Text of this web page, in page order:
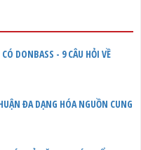
DONBASS - 9 CÂU HỎI VỀ
ĐA DẠNG HÓA NGUỒN CUNG